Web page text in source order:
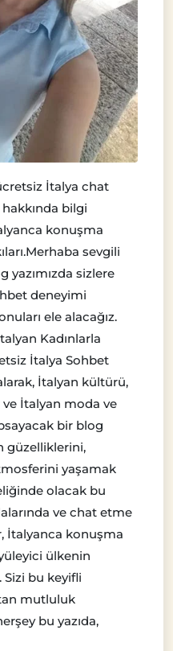
İtalya chat
bilgi
konuşma
sevgili
sizlere
deneyimi
ele alacağız.
Kadınlarla
İtalya Sohbet
İtalyan kültürü,
İtalyan moda ve
bir blog
güzelliklerini,
yaşamak
olacak bu
ve chat etme
İtalyanca konuşma
ülkenin
bu keyifli
mutluluk
bu yazıda,